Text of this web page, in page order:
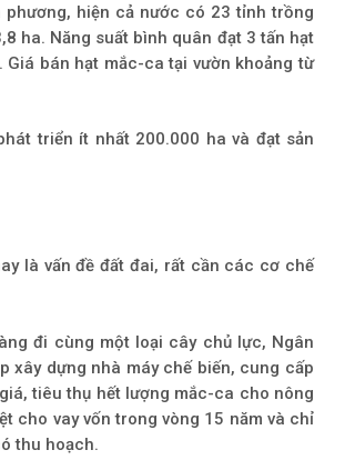
hiện cả nước có 23 tỉnh trồng
ha. Năng suất bình quân đạt 3 tấn hạt
bán hạt mắc-ca tại vườn khoảng từ
triển ít nhất 200.000 ha và đạt sản
là vấn đề đất đai, rất cần các cơ chế
đi cùng một loại cây chủ lực, Ngân
xây dựng nhà máy chế biến, cung cấp
tiêu thụ hết lượng mắc-ca cho nông
cho vay vốn trong vòng 15 năm và chỉ
thu hoạch.